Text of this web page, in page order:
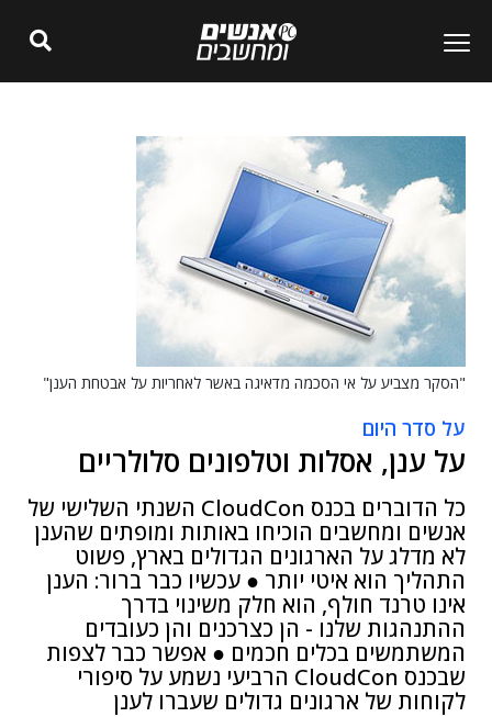
"הסקר מצביע על אי הסכמה מדאיגה באשר לאחריות על אבטחת הענן"
על סדר היום
על ענן, אסלות וטלפונים סלולריים
כל הדוברים בכנס CloudCon השנתי השלישי של
אנשים ומחשבים הוכיחו באותות ומופתים שהענן
לא מדלג על הארגונים הגדולים בארץ, פשוט
התהליך הוא איטי יותר ● עכשיו כבר ברור: הענן
אינו טרנד חולף, הוא חלק משינוי בדרך
ההתנהגות שלנו - הן כצרכנים והן כעובדים
המשתמשים בכלים חכמים ● אפשר כבר לצפות
שבכנס CloudCon הרביעי נשמע על סיפורי
לקוחות של ארגונים גדולים שעברו לענן